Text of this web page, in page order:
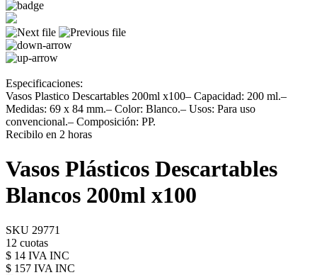
Especificaciones:
Vasos Plastico Descartables 200ml x100– Capacidad: 200 ml.–
Medidas: 69 x 84 mm.– Color: Blanco.– Usos: Para uso
convencional.– Composición: PP.
Recibilo en 2 horas
Vasos Plásticos Descartables
Blancos 200ml x100
SKU 29771
12 cuotas
$ 14 IVA INC
$ 157 IVA INC